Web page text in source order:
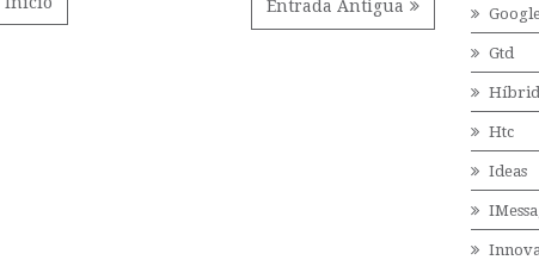
Entrada Antigua
Gtd
Htc
Ideas